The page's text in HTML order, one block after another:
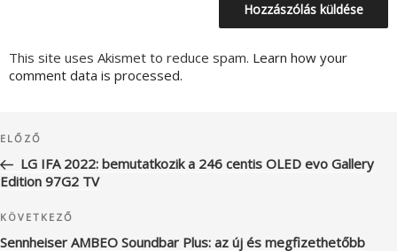
This site uses Akismet to reduce spam. Learn how your
comment data is processed.
navigáció
Korábbi
bejegyzés
ELŐZŐ
LG IFA 2022: bemutatkozik a 246 centis OLED evo Gallery
Edition 97G2 TV
Következő
bejegyzés
KÖVETKEZŐ
Sennheiser AMBEO Soundbar Plus: az új és megfizethetőbb